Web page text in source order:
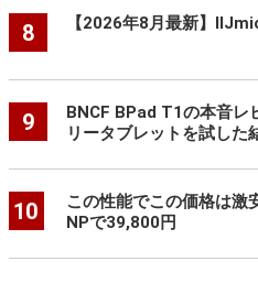
8 【2026年8月最新】
9
BNCF BPad T1の本音レ
リータブレットを試した
10
この性能でこの価格は
NPで39,800円